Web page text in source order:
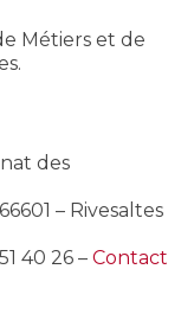
Métiers et de
des
– Rivesaltes
40 26 – Contact